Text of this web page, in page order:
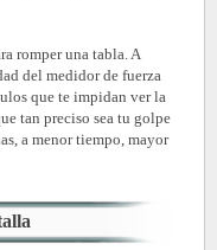
romper una tabla. A
del medidor de fuerza
que te impidan ver la
tan preciso sea tu golpe
a menor tiempo, mayor